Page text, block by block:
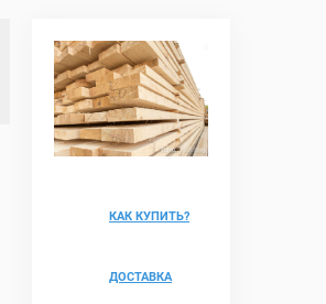
КАК КУПИТЬ?
ДОСТАВКА